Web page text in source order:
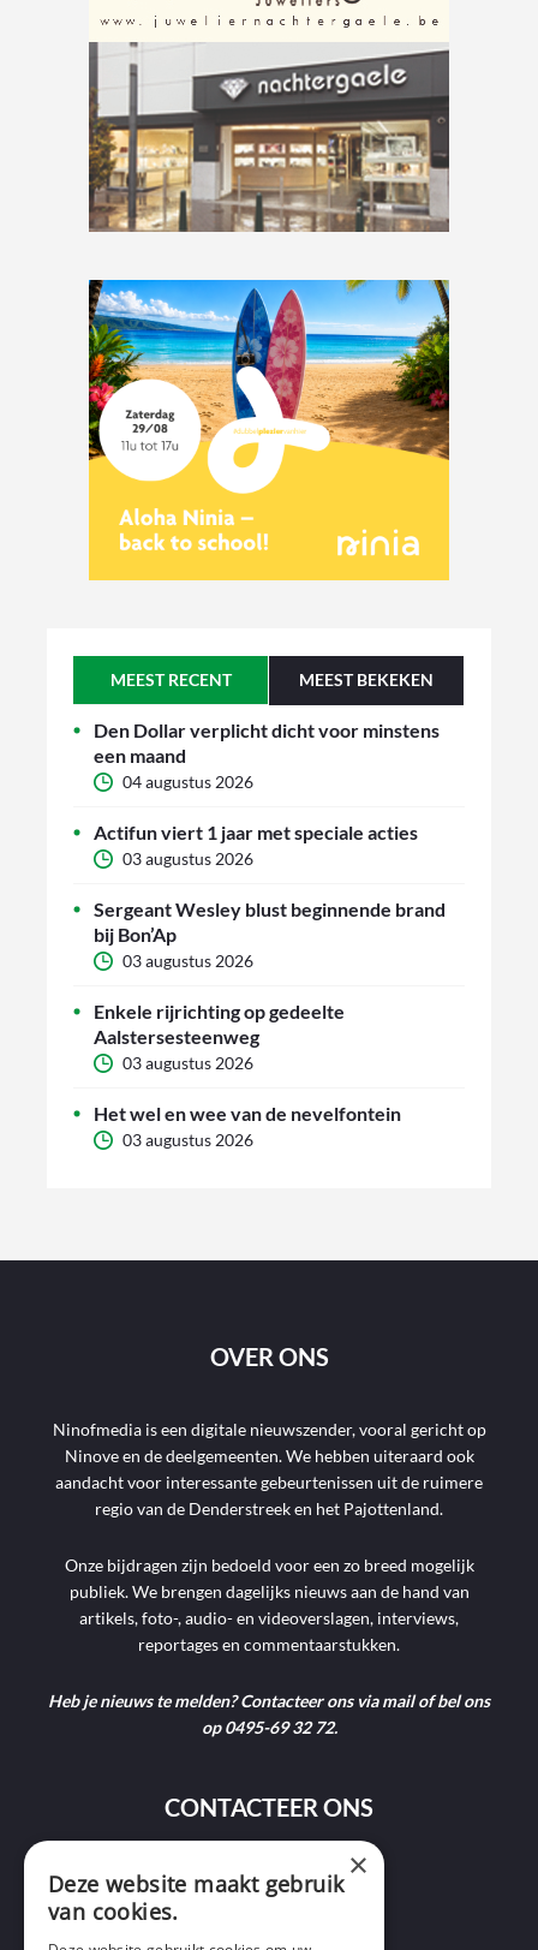
MEEST RECENT MEEST BEKEKEN
Den Dollar verplicht dicht voor minstens
een maand
04 augustus 2026
Actifun viert 1 jaar met speciale acties
03 augustus 2026
Sergeant Wesley blust beginnende brand
bij Bon’Ap
03 augustus 2026
Enkele rijrichting op gedeelte
Aalstersesteenweg
03 augustus 2026
Het wel en wee van de nevelfontein
03 augustus 2026
OVER ONS
Ninofmedia is een digitale nieuwszender, vooral gericht op
Ninove en de deelgemeenten. We hebben uiteraard ook
aandacht voor interessante gebeurtenissen uit de ruimere
regio van de Denderstreek en het Pajottenland.
Onze bijdragen zijn bedoeld voor een zo breed mogelijk
publiek. We brengen dagelijks nieuws aan de hand van
artikels, foto-, audio- en videoverslagen, interviews,
reportages en commentaarstukken.
Heb je nieuws te melden? Contacteer ons via mail of bel ons
op 0495-69 32 72.
CONTACTEER ONS
9400 Ninove ×
Deze website maakt gebruik
van cookies.